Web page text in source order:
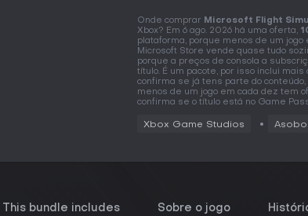
Onde comprar Microsoft Flight
Xbox? Em 6 ago. 2026 há uma oferta,
plataforma, porque menos de um
Microsoft Store vende quase tudo
porque a preços de consola a
título. É um pacote, por isso inclui
confirma se já tens parte do conteúdo,
menos de um jogo em cada dez tem
confirma se o título está no Game
Xbox Game Studios
This bundle includes Sobre o jogo